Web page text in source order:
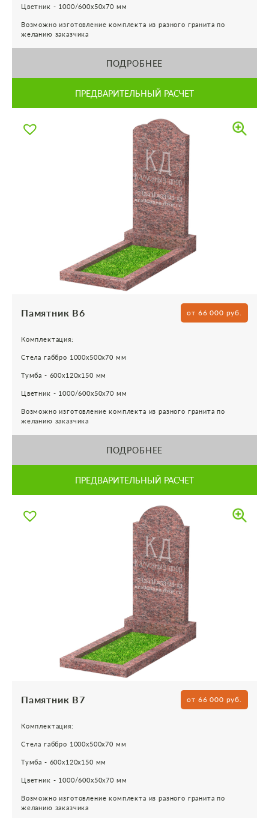
Цветник - 1000/600х50х70 мм
Возможно изготовление комплекта из разного гранита по
желанию заказчика
ПОДРОБНЕЕ
ПРЕДВАРИТЕЛЬНЫЙ РАСЧЕТ
Памятник В6 от 66 000 руб.
Комплектация:
Стела габбро 1000х500х70 мм
Тумба - 600х120х150 мм
Цветник - 1000/600х50х70 мм
Возможно изготовление комплекта из разного гранита по
желанию заказчика
ПОДРОБНЕЕ
ПРЕДВАРИТЕЛЬНЫЙ РАСЧЕТ
Памятник В7 от 66 000 руб.
Комплектация:
Стела габбро 1000х500х70 мм
Тумба - 600х120х150 мм
Цветник - 1000/600х50х70 мм
Возможно изготовление комплекта из разного гранита по
желанию заказчика